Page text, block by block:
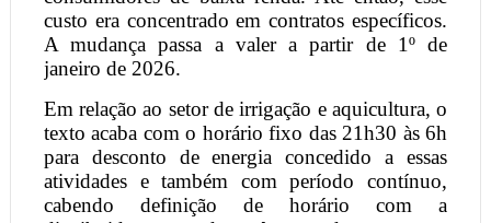
custo era concentrado em contratos específicos.
A mudança passa a valer a partir de 1º de
janeiro de 2026.
Em relação ao setor de irrigação e aquicultura, o
texto acaba com o horário fixo das 21h30 às 6h
para desconto de energia concedido a essas
atividades e também com período contínuo,
cabendo definição de horário com a